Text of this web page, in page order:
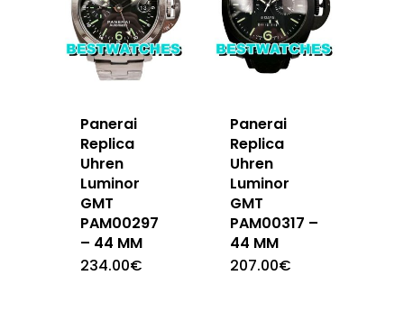
Panerai
Replica
Uhren
Luminor
GMT
PAM00297
– 44 MM
234.00€
Panerai
Replica
Uhren
Luminor
GMT
PAM00317 –
44 MM
207.00€